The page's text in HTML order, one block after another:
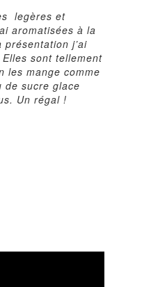
legères et
aromatisées à la
j’ai
sont tellement
les mange comme
de sucre glace
Un régal !